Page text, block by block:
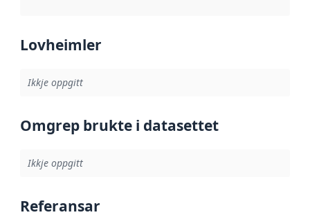
Lovheimler
Ikkje oppgitt
Omgrep brukte i datasettet
Ikkje oppgitt
Referansar